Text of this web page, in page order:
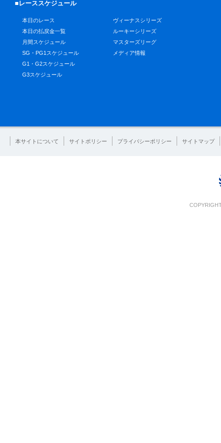
■レーススケジュール
本日のレース
本日の払戻金一覧
月間スケジュール
SG・PG1スケジュール
G1・G2スケジュール
G3スケジュール
ヴィーナスシリーズ
ルーキーシリーズ
マスターズリーグ
メディア情報
本サイトについて サイトポリシー プライバシーポリシー サイトマップ